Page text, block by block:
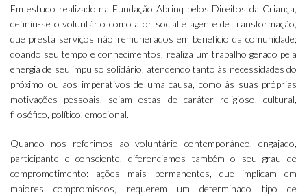
Em estudo realizado na Fundação Abrinq pelos Direitos da Criança,
definiu-se o voluntário como ator social e agente de transformação,
que presta serviços não remunerados em benefício da comunidade;
doando seu tempo e conhecimentos, realiza um trabalho gerado pela
energia de seu impulso solidário, atendendo tanto às necessidades do
próximo ou aos imperativos de uma causa, como às suas próprias
motivações pessoais, sejam estas de caráter religioso, cultural,
filosófico, político, emocional.
Quando nos referimos ao voluntário contemporâneo, engajado,
participante e consciente, diferenciamos também o seu grau de
comprometimento: ações mais permanentes, que implicam em
maiores compromissos, requerem um determinado tipo de